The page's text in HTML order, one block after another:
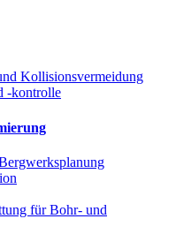
Kollisionsvermeidung
-kontrolle
für Bohr- und